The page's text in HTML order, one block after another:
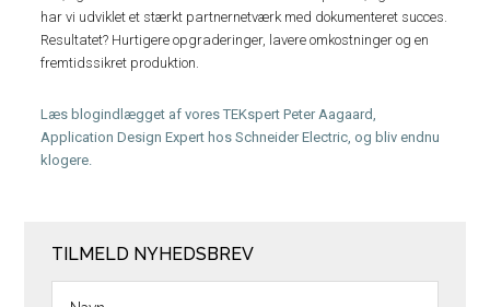
har vi udviklet et stærkt partnernetværk med dokumenteret succes.
Resultatet? Hurtigere opgraderinger, lavere omkostninger og en
fremtidssikret produktion.
Læs blogindlægget af vores TEKspert Peter Aagaard,
Application Design Expert hos Schneider Electric, og bliv endnu
klogere.
TILMELD NYHEDSBREV